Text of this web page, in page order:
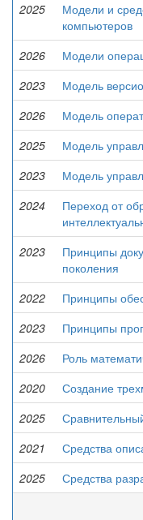
2025
Модели и
компьютеров
2026 Модели
2023
Модель
2026
Модель
2025
Модель
2023
Модель
2024
Переход от
2023
Принципы
поколения
2022 Принципы
2023
Принципы
2026
Роль
2020
Создание
2025
2021
Средства
2025
Средства